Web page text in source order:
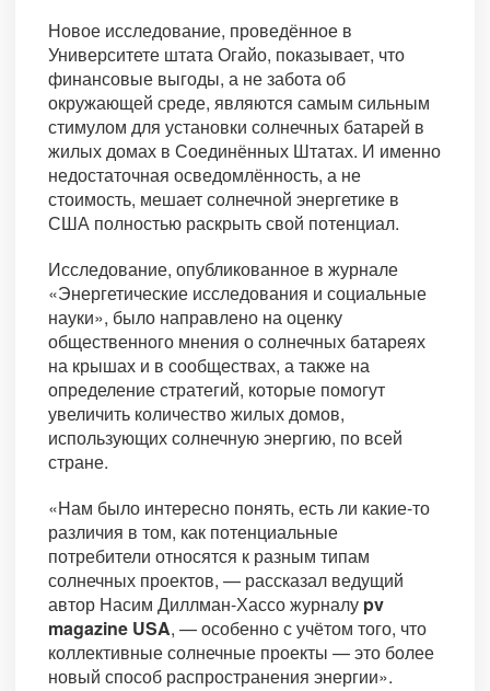
Новое исследование, проведённое в
Университете штата Огайо, показывает, что
финансовые выгоды, а не забота об
окружающей среде, являются самым сильным
стимулом для установки солнечных батарей в
жилых домах в Соединённых Штатах. И именно
недостаточная осведомлённость, а не
стоимость, мешает солнечной энергетике в
США полностью раскрыть свой потенциал.
Исследование, опубликованное в журнале
«Энергетические исследования и социальные
науки», было направлено на оценку
общественного мнения о солнечных батареях
на крышах и в сообществах, а также на
определение стратегий, которые помогут
увеличить количество жилых домов,
использующих солнечную энергию, по всей
стране.
«Нам было интересно понять, есть ли какие-то
различия в том, как потенциальные
потребители относятся к разным типам
солнечных проектов, — рассказал ведущий
автор Насим Диллман-Хассо журналу pv
magazine USA, — особенно с учётом того, что
коллективные солнечные проекты — это более
новый способ распространения энергии».